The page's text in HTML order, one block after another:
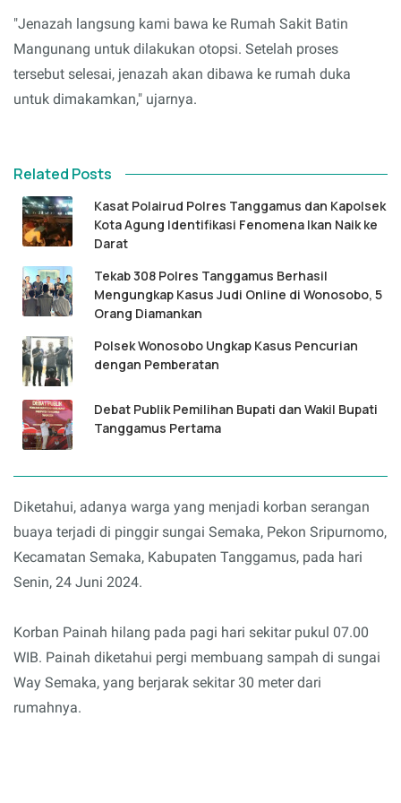
"Jenazah langsung kami bawa ke Rumah Sakit Batin
Mangunang untuk dilakukan otopsi. Setelah proses
tersebut selesai, jenazah akan dibawa ke rumah duka
untuk dimakamkan," ujarnya.
Related Posts
Kasat Polairud Polres Tanggamus dan Kapolsek
Kota Agung Identifikasi Fenomena Ikan Naik ke
Darat
Tekab 308 Polres Tanggamus Berhasil
Mengungkap Kasus Judi Online di Wonosobo, 5
Orang Diamankan
Polsek Wonosobo Ungkap Kasus Pencurian
dengan Pemberatan
Debat Publik Pemilihan Bupati dan Wakil Bupati
Tanggamus Pertama
Diketahui, adanya warga yang menjadi korban serangan
buaya terjadi di pinggir sungai Semaka, Pekon Sripurnomo,
Kecamatan Semaka, Kabupaten Tanggamus, pada hari
Senin, 24 Juni 2024.
Korban Painah hilang pada pagi hari sekitar pukul 07.00
WIB. Painah diketahui pergi membuang sampah di sungai
Way Semaka, yang berjarak sekitar 30 meter dari
rumahnya.